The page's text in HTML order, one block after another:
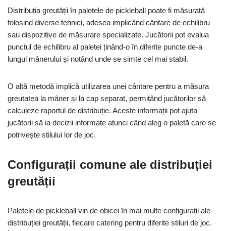
Distribuția greutății în paletele de pickleball poate fi măsurată
folosind diverse tehnici, adesea implicând cântare de echilibru
sau dispozitive de măsurare specializate. Jucătorii pot evalua
punctul de echilibru al paletei ținând-o în diferite puncte de-a
lungul mânerului și notând unde se simte cel mai stabil.
O altă metodă implică utilizarea unei cântare pentru a măsura
greutatea la mâner și la cap separat, permițând jucătorilor să
calculeze raportul de distribuție. Aceste informații pot ajuta
jucătorii să ia decizii informate atunci când aleg o paletă care se
potrivește stilului lor de joc.
Configurații comune ale distribuției
greutății
Paletele de pickleball vin de obicei în mai multe configurații ale
distribuției greutății, fiecare catering pentru diferite stiluri de joc.